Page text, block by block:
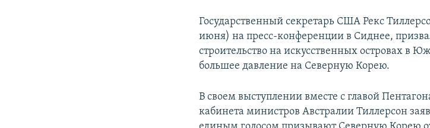
Государственный секретарь США Рекс
июня) на пресс-конференции в Сиднее,
строительство на искусственных островах в
большее давление на Северную Корею.
В своем выступлении вместе с главой
кабинета министров Австралии Тиллерсон